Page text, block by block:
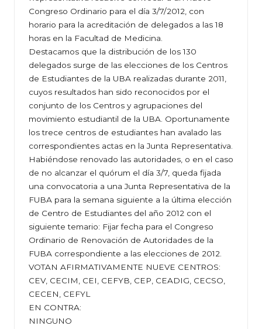
Congreso Ordinario para el día 3/7/2012, con
horario para la acreditación de delegados a las 18
horas en la Facultad de Medicina.
Destacamos que la distribución de los 130
delegados surge de las elecciones de los Centros
de Estudiantes de la UBA realizadas durante 2011,
cuyos resultados han sido reconocidos por el
conjunto de los Centros y agrupaciones del
movimiento estudiantil de la UBA. Oportunamente
los trece centros de estudiantes han avalado las
correspondientes actas en la Junta Representativa.
Habiéndose renovado las autoridades, o en el caso
de no alcanzar el quórum el día 3/7, queda fijada
una convocatoria a una Junta Representativa de la
FUBA para la semana siguiente a la última elección
de Centro de Estudiantes del año 2012 con el
siguiente temario: Fijar fecha para el Congreso
Ordinario de Renovación de Autoridades de la
FUBA correspondiente a las elecciones de 2012.
VOTAN AFIRMATIVAMENTE NUEVE CENTROS:
CEV, CECIM, CEI, CEFYB, CEP, CEADIG, CECSO,
CECEN, CEFYL
EN CONTRA:
NINGUNO